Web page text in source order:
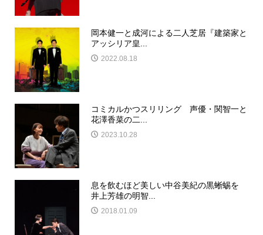
岡本健一と成河による二人芝居『建築家と
アッシリア皇...
2022.08.18
コミカルかつスリリング 声優・関智一と
花澤香菜の二...
2023.10.28
息を飲むほど美しい中谷美紀の黒蜥蜴を
井上芳雄の明智...
2018.01.09